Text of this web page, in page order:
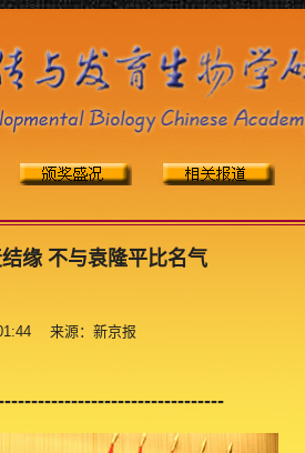
缘 不与袁隆平比名气
来源：新京报